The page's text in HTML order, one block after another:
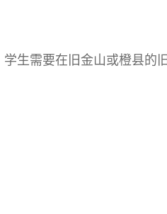
生需要在旧金山或橙县的